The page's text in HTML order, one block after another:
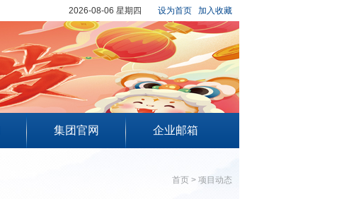
2026-08-06 星期四 设为首页 加入收藏
集团官网 企业邮箱
首页 > 项目动态